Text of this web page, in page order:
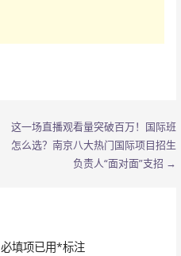
这一场直播观看量突破百万！国际班
怎么选？南京八大热门国际项目招生
负责人“面对面”支招 →
必填项已用*标注